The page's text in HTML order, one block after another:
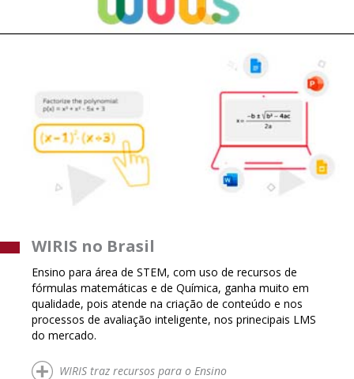
WIRIS no Brasil
Ensino para área de STEM, com uso de recursos de
fórmulas matemáticas e de Química, ganha muito em
qualidade, pois atende na criação de conteúdo e nos
processos de avaliação inteligente, nos prinecipais LMS
do mercado.
WIRIS traz recursos para o Ensino